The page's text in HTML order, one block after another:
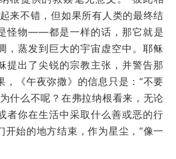
来不错，但如果所有人类的最终结
怪物——都是一样的话，那它就是
，蒸发到巨大的宇宙虚空中。耶稣
提出了尖锐的宗教主张，并警告那
，《午夜弥撒》的信息只是：“不要
什么不呢？在弗拉纳根看来，无论
者你在生活中采取什么善或恶的行
开始的地方结束，作为星尘，“像一